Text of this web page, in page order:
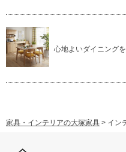
心地よいダイニング
家具・インテリアの大塚家具 > イン